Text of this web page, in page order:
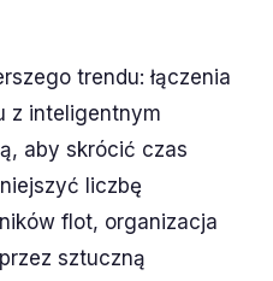
trendu: łączenia
z inteligentnym
aby skrócić czas
liczbę
flot, organizacja
sztuczną